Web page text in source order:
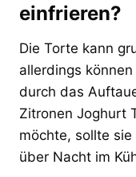
einfrieren?
Die Torte kann
allerdings
durch das
Zitronen Joghurt
möchte, sollte
über Nacht im